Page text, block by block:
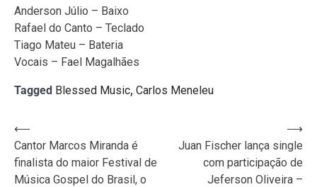
Anderson Júlio – Baixo
Rafael do Canto – Teclado
Tiago Mateu – Bateria
Vocais – Fael Magalhães
Tagged Blessed Music, Carlos Meneleu
Navegação
de
Post
⟵
Cantor Marcos Miranda é
finalista do maior Festival de
Música Gospel do Brasil, o
Juan Fischer lança single
com participação de
Jeferson Oliveira –
⟶